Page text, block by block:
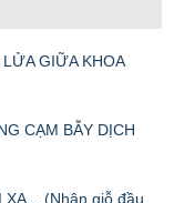
GIỮA KHOA
CẠM BẪY DỊCH
(Nhân giỗ đầu